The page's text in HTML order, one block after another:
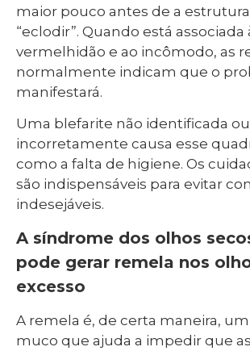
maior pouco antes de a
“eclodir”. Quando está associada
vermelhidão e ao incômodo, as
normalmente indicam que o
manifestará.
Uma blefarite não identificada
incorretamente causa esse
como a falta de higiene. Os
são indispensáveis para evitar
indesejáveis.
A síndrome dos olhos
pode gerar remela nos
excesso
A remela é, de certa maneira,
muco que ajuda a impedir que